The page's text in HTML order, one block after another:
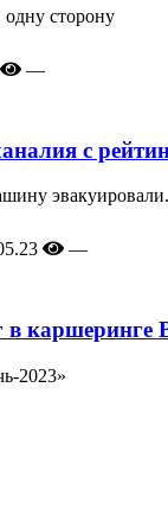
сторону
—
с
—
каршеринге
2023»